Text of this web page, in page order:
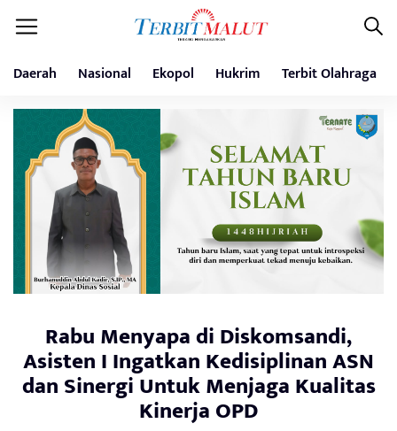
Daerah Nasional Ekopol Hukrim Terbit Olahraga
Rabu Menyapa di Diskomsandi,
Asisten I Ingatkan Kedisiplinan ASN
dan Sinergi Untuk Menjaga Kualitas
Kinerja OPD